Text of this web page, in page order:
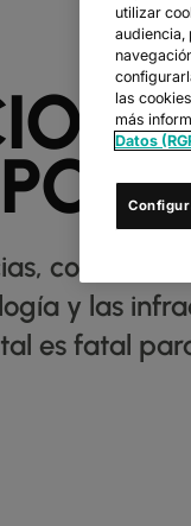
como el
y las
es fatal
utilizar
audiencia,
las
más
Datos